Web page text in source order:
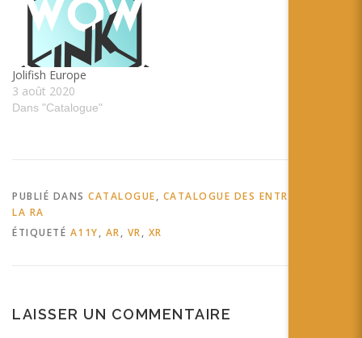
Jolifish Europe
3 août 2020
Dans "Catalogue"
PUBLIÉ DANS CATALOGUE, CATALOGUE DES ENTREPRISES DE
LA RA
ÉTIQUETÉ A11Y, AR, VR, XR
LAISSER UN COMMENTAIRE